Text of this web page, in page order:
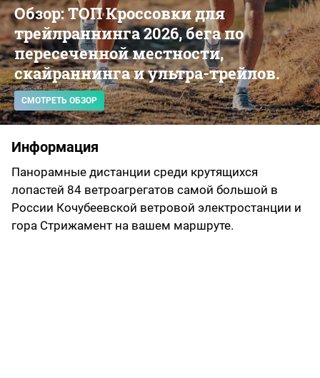
Обзор: ТОП Кроссовки для
трейлраннинга 2026, бега по
пересеченной местности,
скайраннинга и ультра-трейлов.
СМОТРЕТЬ ОБЗОР
Информация
Панорамные дистанции среди крутящихся
лопастей 84 ветроагрегатов самой большой в
России Кочубеевской ветровой электростанции и
гора Стрижамент на вашем маршруте.